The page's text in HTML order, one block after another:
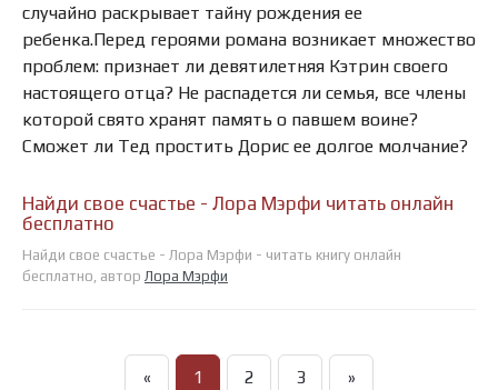
случайно раскрывает тайну рождения ее
ребенка.Перед героями романа возникает множество
проблем: признает ли девятилетняя Кэтрин своего
настоящего отца? Не распадется ли семья, все члены
которой свято хранят память о павшем воине?
Сможет ли Тед простить Дорис ее долгое молчание?
Найди свое счастье - Лора Мэрфи читать онлайн
бесплатно
Найди свое счастье - Лора Мэрфи - читать книгу онлайн
бесплатно, автор Лора Мэрфи
« 1 2 3 »